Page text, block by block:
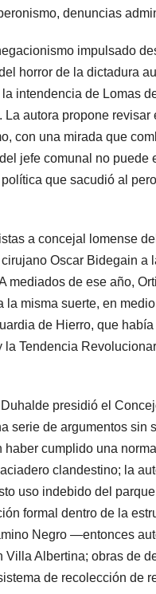
denuncias
impulsado
horror de la dictadura
intendencia de Lomas
autora propone
con una mirada que
jefe comunal no puede
que sacudió al
a concejal lomense
Oscar Bidegain
mediados de ese año,
misma suerte, en
de Hierro, que
Tendencia
presidió el
serie de argumentos sin
cumplido una
clandestino; la
uso indebido del
formal dentro de la
Negro —entonces
Albertina; obras de
de recolección de